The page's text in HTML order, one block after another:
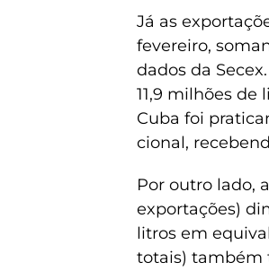
Já as
fevereiro,
dados da
11,9 milhões
Cuba foi
cional,
Por outro lado,
exportações)
litros em
totais) também